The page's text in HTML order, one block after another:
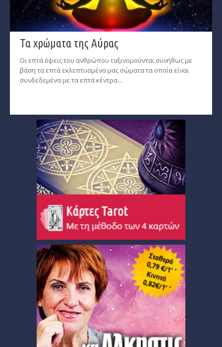
Τα χρώματα της Αύρας
Οι επτά όψεις του ανθρώπου ταξινομούνται συνήθως με
βάση τα επτά εκλεπτυσμένα μας σώματα τα οποία είναι
συνδεδεμένα με τα επτά κέντρα...